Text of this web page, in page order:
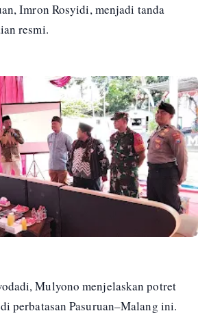
Imron Rosyidi, menjadi tanda
resmi.
Mulyono menjelaskan potret
perbatasan Pasuruan–Malang ini.